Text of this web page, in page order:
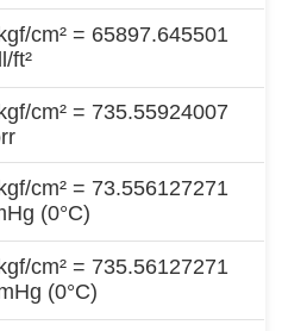
cm² = 65897.645501
ft²
cm² = 735.55924007
cm² = 73.556127271
(0°C)
cm² = 735.56127271
(0°C)